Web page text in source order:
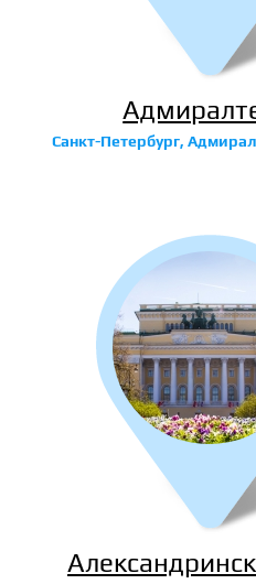
Санкт-Петербург,